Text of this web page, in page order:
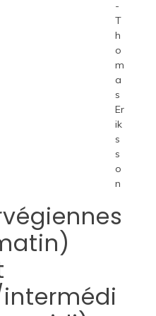
-
T
h
o
m
a
s
Er
ik
s
s
o
n